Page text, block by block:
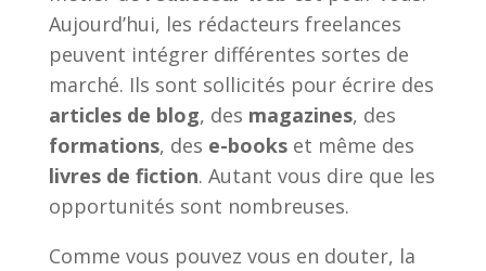
Aujourd’hui, les rédacteurs freelances
peuvent intégrer différentes sortes de
marché. Ils sont sollicités pour écrire des
articles de blog, des magazines, des
formations, des e-bookset même des
livres de fiction. Autant vous dire que les
opportunités sont nombreuses.
Comme vous pouvez vous en douter, la